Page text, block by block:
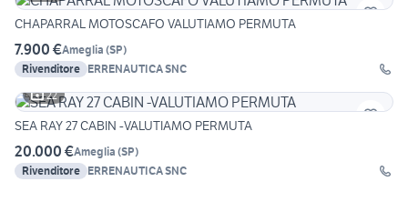
CHAPARRAL MOTOSCAFO VALUTIAMO PERMUTA
7.900 €Ameglia (SP)
Rivenditore ERRENAUTICA SNC
22
SEA RAY 27 CABIN -VALUTIAMO PERMUTA
20.000 €Ameglia (SP)
Rivenditore ERRENAUTICA SNC